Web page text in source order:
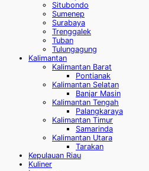
Situbondo
Sumenep
Surabaya
Trenggalek
Tuban
Tulungagung
Kalimantan
Kalimantan Barat
Pontianak
Kalimantan Selatan
Banjar Masin
Kalimantan Tengah
Palangkaraya
Kalimantan Timur
Samarinda
Kalimantan Utara
Tarakan
Kepulauan Riau
Kuliner